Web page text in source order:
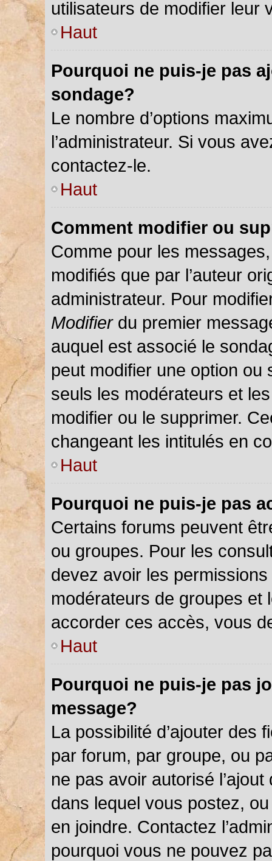
utilisateurs de modifier leur
Haut
Pourquoi ne puis-je pas
sondage?
Le nombre d’options
l’administrateur. Si vous
contactez-le.
Haut
Comment modifier ou
Comme pour les
modifiés que par l’auteur
administrateur. Pour
Modifierdu premier
auquel est associé le
peut modifier une option ou
seuls les modérateurs et
modifier ou le supprimer.
changeant les intitulés en
Haut
Pourquoi ne puis-je pas
Certains forums peuvent
ou groupes. Pour les
devez avoir les
modérateurs de groupes et
accorder ces accès, vous
Haut
Pourquoi ne puis-je pas
message?
La possibilité d’ajouter des
par forum, par groupe, ou
ne pas avoir autorisé
dans lequel vous postez,
en joindre. Contactez
pourquoi vous ne pouvez